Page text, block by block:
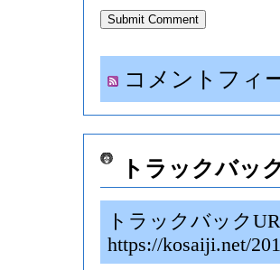
コメントフィ
トラックバッ
トラックバック
https://kosaiji.net/